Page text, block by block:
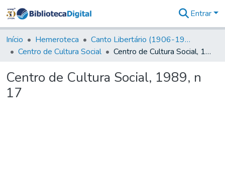
&
Coleções
Tudo na
Digital
Entrar
Início Hemeroteca
Canto Libertário (1906-1995)
Centro de Cultura Social
Centro de Cultura Social, 1989, n 17
Centro de Cultura Social, 1989, n
17